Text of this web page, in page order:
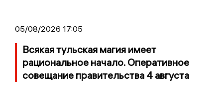
05/08/2026 17:05
Всякая тульская магия имеет
рациональное начало. Оперативное
совещание правительства 4 августа